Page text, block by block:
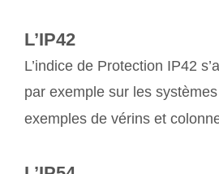
L’IP42
L’indice de Protection IP42
par exemple sur les
exemples de vérins et